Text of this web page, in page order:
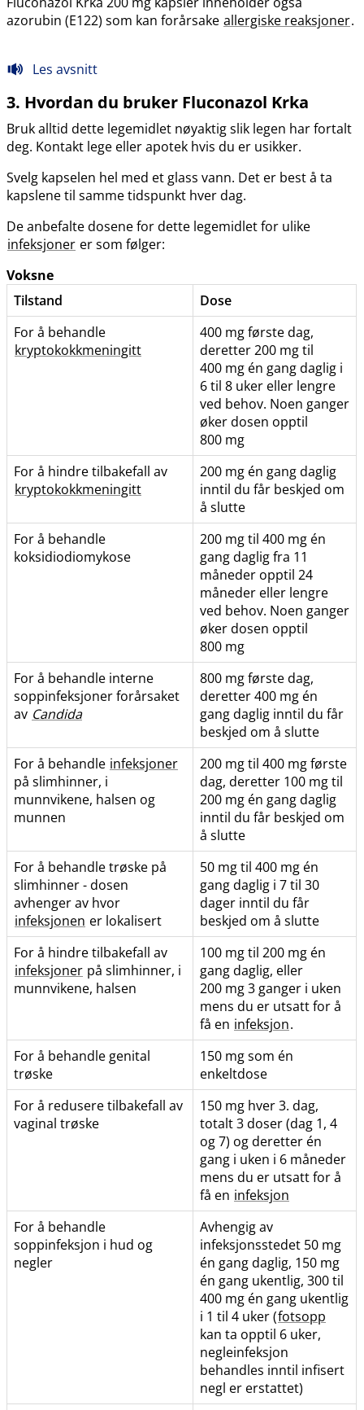
azorubin (E122) som kan forårsake allergiske reaksjoner.
Les avsnitt
3. Hvordan du bruker Fluconazol Krka
Bruk alltid dette legemidlet nøyaktig slik legen har fortalt
deg. Kontakt lege eller apotek hvis du er usikker.
Svelg kapselen hel med et glass vann. Det er best å ta
kapslene til samme tidspunkt hver dag.
De anbefalte dosene for dette legemidlet for ulike
infeksjoner er som følger:
Voksne
Tilstand
Dose
For å behandle
kryptokokkmeningitt
400 mg første dag,
deretter 200 mg til
400 mg én gang daglig i
6 til 8 uker eller lengre
ved behov. Noen ganger
øker dosen opptil
800 mg
For å hindre tilbakefall av
kryptokokkmeningitt
200 mg én gang daglig
inntil du får beskjed om
å slutte
For å behandle
koksidiodiomykose
200 mg til 400 mg én
gang daglig fra 11
måneder opptil 24
måneder eller lengre
ved behov. Noen ganger
øker dosen opptil
800 mg
For å behandle interne
soppinfeksjoner forårsaket
av Candida
800 mg første dag,
deretter 400 mg én
gang daglig inntil du får
beskjed om å slutte
For å behandle infeksjoner
på slimhinner, i
munnvikene, halsen og
munnen
200 mg til 400 mg første
dag, deretter 100 mg til
200 mg én gang daglig
inntil du får beskjed om
å slutte
For å behandle trøske på
slimhinner - dosen
avhenger av hvor
infeksjonen er lokalisert
50 mg til 400 mg én
gang daglig i 7 til 30
dager inntil du får
beskjed om å slutte
For å hindre tilbakefall av
infeksjoner på slimhinner, i
munnvikene, halsen
100 mg til 200 mg én
gang daglig, eller
200 mg 3 ganger i uken
mens du er utsatt for å
få en infeksjon.
For å behandle genital
trøske
150 mg som én
enkeltdose
For å redusere tilbakefall av
vaginal trøske
150 mg hver 3. dag,
totalt 3 doser (dag 1, 4
og 7) og deretter én
gang i uken i 6 måneder
mens du er utsatt for å
få en infeksjon
For å behandle
soppinfeksjon i hud og
negler
Avhengig av
infeksjonsstedet 50 mg
én gang daglig, 150 mg
én gang ukentlig, 300 til
400 mg én gang ukentlig
i 1 til 4 uker (fotsopp
kan ta opptil 6 uker,
negleinfeksjon
behandles inntil infisert
negl er erstattet)